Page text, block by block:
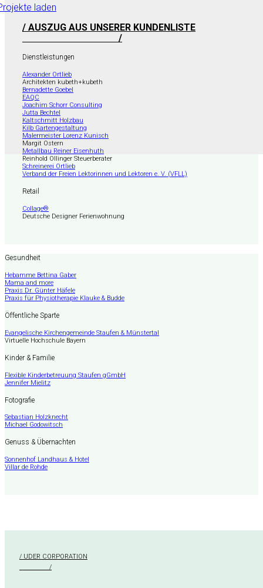
laden
/ AUSZUG AUS UNSERER KUNDENLISTE
/
Dienstleistungen
Alexander Ortlieb
Architekten kubeth+kubeth
Bernadette Goebel
EAQC
Joachim Schorr Consulting
Jutta Bechtel
Kaltschmitt Holzbau
Kilb Gartengestaltung
Malermeister Lorenz Kunisch
Margit Ostern
Metallbau Reiner Eisenhuth
Reinhold Ollinger Steuerberater
Schreinerei Ortlieb
Verband der Freien Lektorinnen und Lektoren e. V. (VFLL)
Retail
Collage®
Deutsche Designer Ferienwohnung
Gesundheit
Hebamme Bettina Gaber
Mama and more
Praxis Dr. Günter Häfele
Praxis für Physiotherapie Klauke & Budde
Öffentliche Sparte
Evangelische Kirchengemeinde Staufen & Münstertal
Virtuelle Hochschule Bayern
Kinder & Familie
Flexible Kinderbetreuung Staufen gGmbH
Jennifer Mielitz
Fotografie
Sebastian Holzknecht
Michael Godowitsch
Genuss & Übernachten
Sonnenhof Landhaus & Hotel
Villar de Rohde
/ UDER CORPORATION
/